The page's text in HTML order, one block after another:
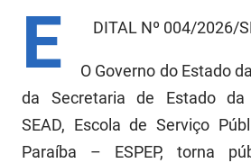
Juventude, Esporte e Lazer
Meio Ambiente e Sustentabilidade
Mulher e da Diversidade Humana
Fundação Casa de José Américo
FUNDAC
E DITAL Nº 004/2026/
O Governo do Estado
da Secretaria de Estado
SEAD, Escola de Serviço
Paraíba – ESPEP, torna